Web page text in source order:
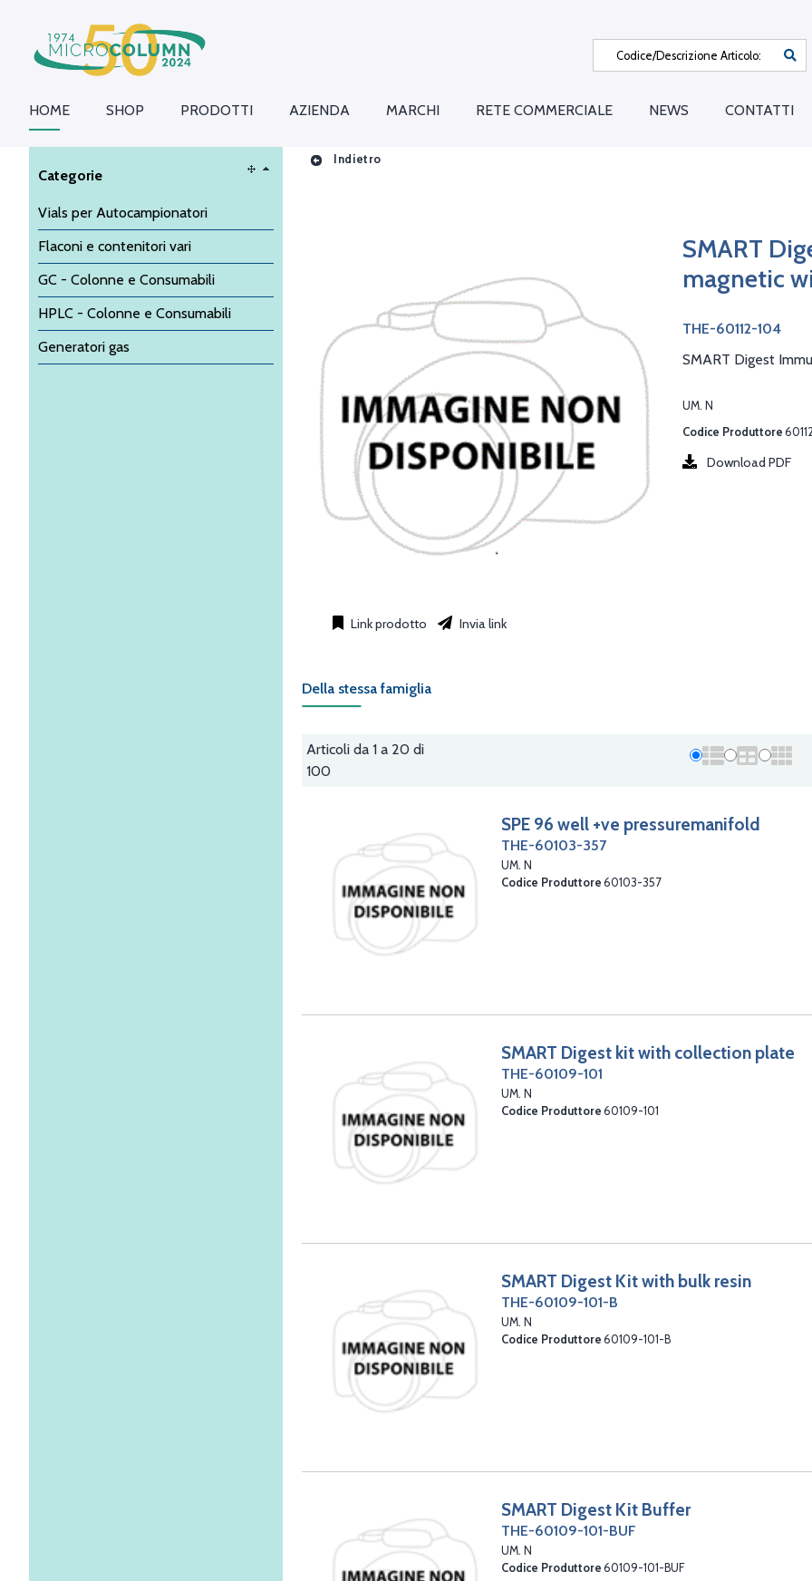
HOME SHOP PRODOTTI AZIENDA MARCHI RETE COMMERCIALE NEWS CONTATTI
Categorie
Vials per Autocampionatori
Flaconi e contenitori vari
GC - Colonne e Consumabili
HPLC - Colonne e Consumabili
Generatori gas
Indietro
SMART
magnetic
THE-60112-104
SMART Digest
UM. N
Download PDF
Codice Produttore
Link prodotto Invia link
Della stessa famiglia
Articoli da 1 a 20 di
100
SPE 96 well +ve pressuremanifold
THE-60103-357
UM. N
Codice Produttore 60103-357
SMART Digest kit with collection plate
THE-60109-101
UM. N
Codice Produttore 60109-101
SMART Digest Kit with bulk resin
THE-60109-101-B
UM. N
Codice Produttore 60109-101-B
SMART Digest Kit Buffer
THE-60109-101-BUF
UM. N
Codice Produttore 60109-101-BUF